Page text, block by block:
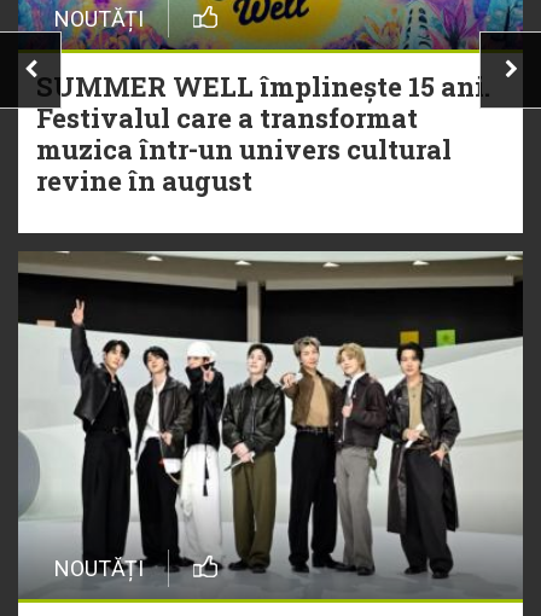
NOUTĂȚI
SUMMER WELL împlinește 15 ani.
Festivalul care a transformat
muzica într-un univers cultural
revine în august
NOUTĂȚI